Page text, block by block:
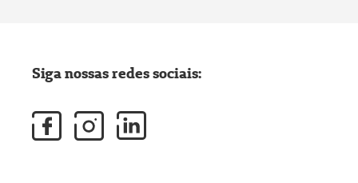
Siga nossas redes sociais: